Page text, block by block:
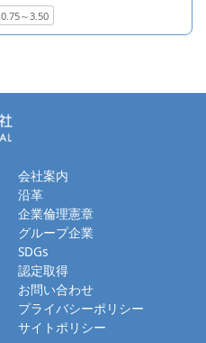
0.75～3.50
会社案内
沿革
企業倫理憲章
グループ企業
SDGs
認定取得
お問い合わせ
プライバシーポリシー
サイトポリシー